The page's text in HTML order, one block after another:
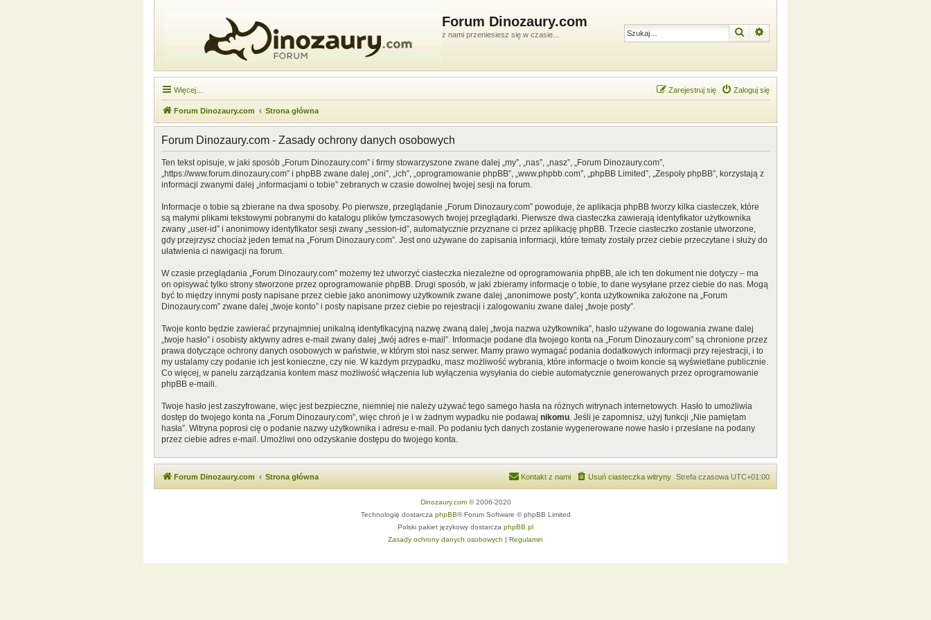
Forum Dinozaury.com
z nami przeniesiesz się w czasie... Szukaj
Więcej… Zaloguj się
Zarejestruj się
Forum Dinozaury.com Strona główna
Forum Dinozaury.com - Zasady ochrony danych osobowych
Ten tekst opisuje, w jaki sposób „Forum Dinozaury.com” i firmy stowarzyszone zwane dalej „my”, „nas”, „nasz”, „Forum Dinozaury.com”,
„https://www.forum.dinozaury.com” i phpBB zwane dalej „oni”, „ich”, „oprogramowanie phpBB”, „www.phpbb.com”, „phpBB Limited”, „Zespoły phpBB”, korzystają z
informacji zwanymi dalej „informacjami o tobie” zebranych w czasie dowolnej twojej sesji na forum.
Informacje o tobie są zbierane na dwa sposoby. Po pierwsze, przeglądanie „Forum Dinozaury.com” powoduje, że aplikacja phpBB tworzy kilka ciasteczek, które
są małymi plikami tekstowymi pobranymi do katalogu plików tymczasowych twojej przeglądarki. Pierwsze dwa ciasteczka zawierają identyfikator użytkownika
zwany „user-id” i anonimowy identyfikator sesji zwany „session-id”, automatycznie przyznane ci przez aplikację phpBB. Trzecie ciasteczko zostanie utworzone,
gdy przejrzysz chociaż jeden temat na „Forum Dinozaury.com”. Jest ono używane do zapisania informacji, które tematy zostały przez ciebie przeczytane i służy do
ułatwienia ci nawigacji na forum.
W czasie przeglądania „Forum Dinozaury.com” możemy też utworzyć ciasteczka niezależne od oprogramowania phpBB, ale ich ten dokument nie dotyczy – ma
on opisywać tylko strony stworzone przez oprogramowanie phpBB. Drugi sposób, w jaki zbieramy informacje o tobie, to dane wysyłane przez ciebie do nas. Mogą
być to między innymi posty napisane przez ciebie jako anonimowy użytkownik zwane dalej „anonimowe posty”, konta użytkownika założone na „Forum
Dinozaury.com” zwane dalej „twoje konto” i posty napisane przez ciebie po rejestracji i zalogowaniu zwane dalej „twoje posty”.
Twoje konto będzie zawierać przynajmniej unikalną identyfikacyjną nazwę zwaną dalej „twoja nazwa użytkownika”, hasło używane do logowania zwane dalej
„twoje hasło” i osobisty aktywny adres e-mail zwany dalej „twój adres e-mail”. Informacje podane dla twojego konta na „Forum Dinozaury.com” są chronione przez
prawa dotyczące ochrony danych osobowych w państwie, w którym stoi nasz serwer. Mamy prawo wymagać podania dodatkowych informacji przy rejestracji, i to
my ustalamy czy podanie ich jest konieczne, czy nie. W każdym przypadku, masz możliwość wybrania, które informacje o twoim koncie są wyświetlane publicznie.
Co więcej, w panelu zarządzania kontem masz możliwość włączenia lub wyłączenia wysyłania do ciebie automatycznie generowanych przez oprogramowanie
phpBB e-maili.
Twoje hasło jest zaszyfrowane, więc jest bezpieczne, niemniej nie należy używać tego samego hasła na różnych witrynach internetowych. Hasło to umożliwia
dostęp do twojego konta na „Forum Dinozaury.com”, więc chroń je i w żadnym wypadku nie podawaj nikomu. Jeśli je zapomnisz, użyj funkcji „Nie pamiętam
hasła”. Witryna poprosi cię o podanie nazwy użytkownika i adresu e-mail. Po podaniu tych danych zostanie wygenerowane nowe hasło i przesłane na podany
przez ciebie adres e-mail. Umożliwi ono odzyskanie dostępu do twojego konta.
Forum Dinozaury.com Strona główna Strefa czasowa UTC+01:00
Usuń ciasteczka witryny
Kontakt z nami
Dinozaury.com© 2006-2020
Technologię dostarcza phpBB® Forum Software © phpBB Limited
Polski pakiet językowy dostarcza phpBB.pl
Zasady ochrony danych osobowych | Regulamin